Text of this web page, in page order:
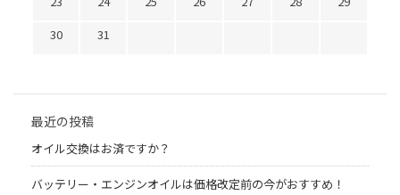
30
31
最近の投稿
オイル交換はお済ですか？
バッテリー・エンジンオイルは価格改定前の今がおすすめ！